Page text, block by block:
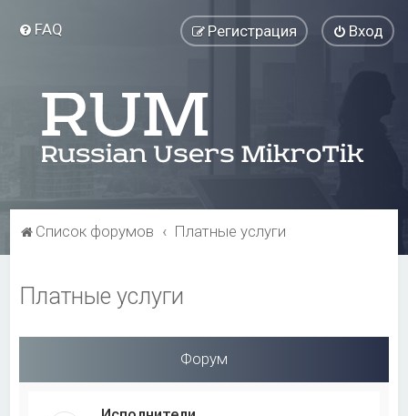
FAQ Вход
Регистрация
Список форумов Платные услуги
Платные услуги
Форум